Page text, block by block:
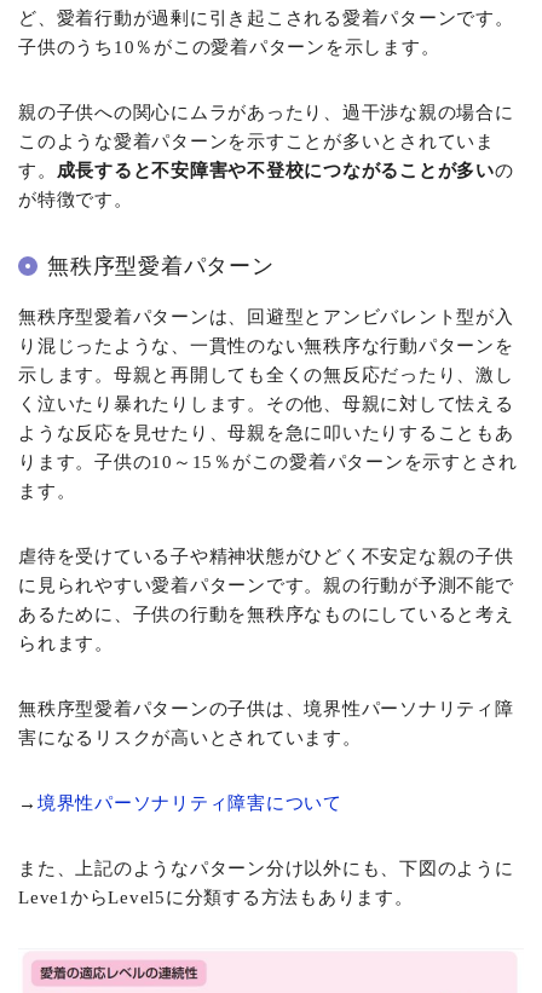
ど、愛着行動が過剰に引き起こされる愛着パターンです。
子供のうち10％がこの愛着パターンを示します。
親の子供への関心にムラがあったり、過干渉な親の場合に
このような愛着パターンを示すことが多いとされていま
す。 成長すると不安障害や不登校につながることが多いの
が特徴です。
無秩序型愛着パターン
無秩序型愛着パターンは、回避型とアンビバレント型が入
り混じったような、一貫性のない無秩序な行動パターンを
示します。母親と再開しても全くの無反応だったり、激し
く泣いたり暴れたりします。その他、母親に対して怯える
ような反応を見せたり、母親を急に叩いたりすることもあ
ります。子供の10～15％がこの愛着パターンを示すとされ
ます。
虐待を受けている子や精神状態がひどく不安定な親の子供
に見られやすい愛着パターンです。親の行動が予測不能で
あるために、子供の行動を無秩序なものにしていると考え
られます。
無秩序型愛着パターンの子供は、境界性パーソナリティ障
害になるリスクが高いとされています。
→ 境界性パーソナリティ障害について
また、上記のようなパターン分け以外にも、下図のように
Leve1からLevel5に分類する方法もあります。